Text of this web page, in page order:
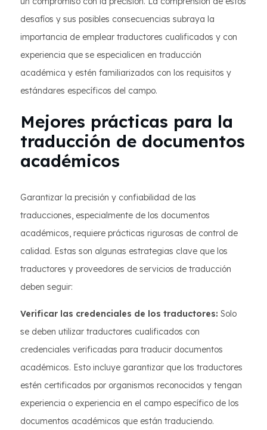
desafíos y sus posibles consecuencias subraya la
importancia de emplear traductores cualificados y con
experiencia que se especialicen en traducción
académica y estén familiarizados con los requisitos y
estándares específicos del campo.
Mejores prácticas para la
traducción de documentos
académicos
Garantizar la precisión y confiabilidad de las
traducciones, especialmente de los documentos
académicos, requiere prácticas rigurosas de control de
calidad. Estas son algunas estrategias clave que los
traductores y proveedores de servicios de traducción
deben seguir:
Verificar las credenciales de los traductores: Solo
se deben utilizar traductores cualificados con
credenciales verificadas para traducir documentos
académicos. Esto incluye garantizar que los traductores
estén certificados por organismos reconocidos y tengan
experiencia o experiencia en el campo específico de los
documentos académicos que están traduciendo.